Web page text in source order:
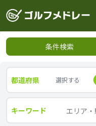
条件検索
都道府県 選択する
キーワード